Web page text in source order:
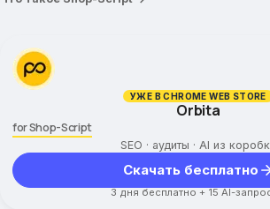
УЖЕ В CHROME WEB STORE
Orbita
for Shop-Script
SEO · аудиты · AI из
Скачать бесплатно
3 дня бесплатно + 15 AI-